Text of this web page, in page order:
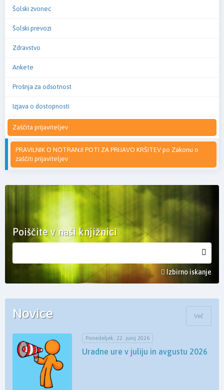
Šolski zvonec
Šolski prevozi
Zdravstvo
Ankete
Prošnja za odsotnost
Izjava o dostopnosti
Zaščita prijaviteljev
PRAVILNIK O NOTRANJI POTI ZA PRIJAVO KRŠITEV po Zakonu o
zaščiti prijaviteljev
Poiščite v naši knjižnici
Izbirno iskanje
Novice Več
Ponedeljek, 22. junij 2026
Uradne ure v juliju in avgustu 2026